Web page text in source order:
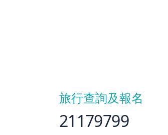
旅行查詢及報名
21179799